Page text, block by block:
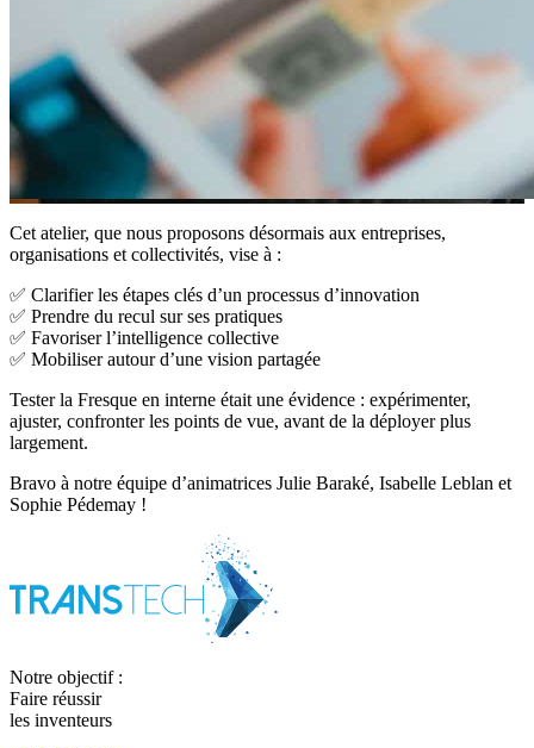
Cet atelier, que nous proposons désormais aux entreprises,
organisations et collectivités, vise à :
✅ Clarifier les étapes clés d’un processus d’innovation
✅ Prendre du recul sur ses pratiques
✅ Favoriser l’intelligence collective
✅ Mobiliser autour d’une vision partagée
Tester la Fresque en interne était une évidence : expérimenter,
ajuster, confronter les points de vue, avant de la déployer plus
largement.
Bravo à notre équipe d’animatrices Julie Baraké, Isabelle Leblan et
Sophie Pédemay !
Notre objectif :
Faire réussir
les inventeurs